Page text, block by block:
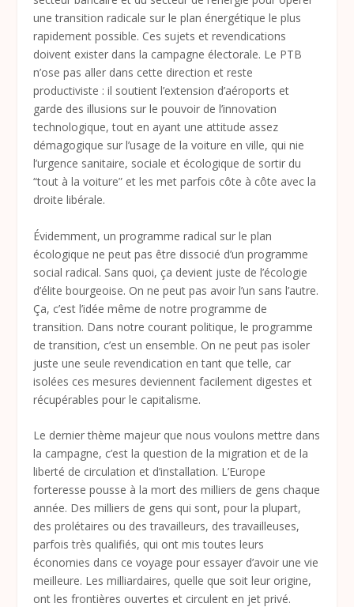
une transition radicale sur le plan énergétique le plus
rapidement possible. Ces sujets et revendications
doivent exister dans la campagne électorale. Le PTB
n’ose pas aller dans cette direction et reste
productiviste : il soutient l’extension d’aéroports et
garde des illusions sur le pouvoir de l’innovation
technologique, tout en ayant une attitude assez
démagogique sur l’usage de la voiture en ville, qui nie
l’urgence sanitaire, sociale et écologique de sortir du
“tout à la voiture” et les met parfois côte à côte avec la
droite libérale.
Évidemment, un programme radical sur le plan
écologique ne peut pas être dissocié d’un programme
social radical. Sans quoi, ça devient juste de l’écologie
d’élite bourgeoise. On ne peut pas avoir l’un sans l’autre.
Ça, c’est l’idée même de notre programme de
transition. Dans notre courant politique, le programme
de transition, c’est un ensemble. On ne peut pas isoler
juste une seule revendication en tant que telle, car
isolées ces mesures deviennent facilement digestes et
récupérables pour le capitalisme.
Le dernier thème majeur que nous voulons mettre dans
la campagne, c’est la question de la migration et de la
liberté de circulation et d’installation. L’Europe
forteresse pousse à la mort des milliers de gens chaque
année. Des milliers de gens qui sont, pour la plupart,
des prolétaires ou des travailleurs, des travailleuses,
parfois très qualifiés, qui ont mis toutes leurs
économies dans ce voyage pour essayer d’avoir une vie
meilleure. Les milliardaires, quelle que soit leur origine,
ont les frontières ouvertes et circulent en jet privé.